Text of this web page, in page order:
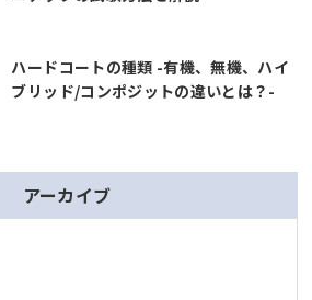
ハードコートの種類 -有機、無機、ハイ
ブリッド/コンポジットの違いとは？-
アーカイブ